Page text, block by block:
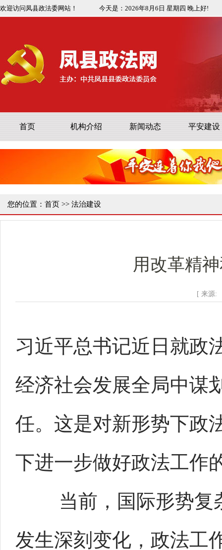
欢迎访问凤县政法委网站！ 今天是： 2026年8月6日 星期四 晚上好!
首页 机构介绍 新闻动态 平安建设
您的位置： 首页 >> 法治建设
用改革精
[ 来源:
习近平总书记近日就政
经济社会发展全局中谋
任。这是对新形势下政
下进一步做好政法工作
当前，国际形势复杂
发生深刻变化，政法工